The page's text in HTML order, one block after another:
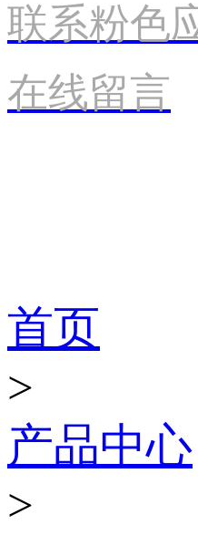
联系粉色
在线留言
首页
>
产品中心
>